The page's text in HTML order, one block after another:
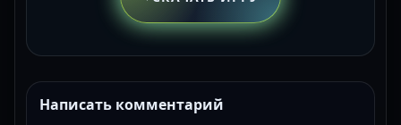
Написать комментарий